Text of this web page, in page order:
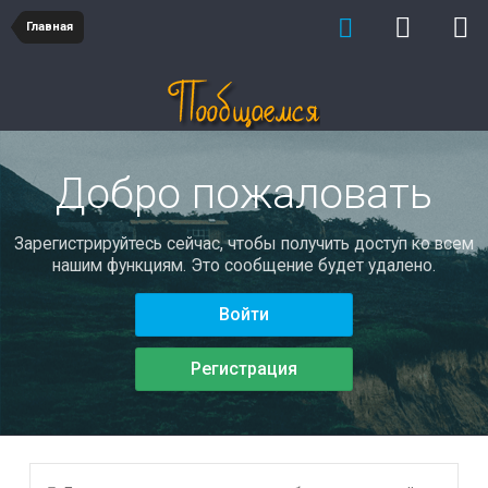
Главная
Добро пожаловать
Зарегистрируйтесь сейчас, чтобы получить доступ ко всем
нашим функциям. Это сообщение будет удалено.
Войти
Регистрация